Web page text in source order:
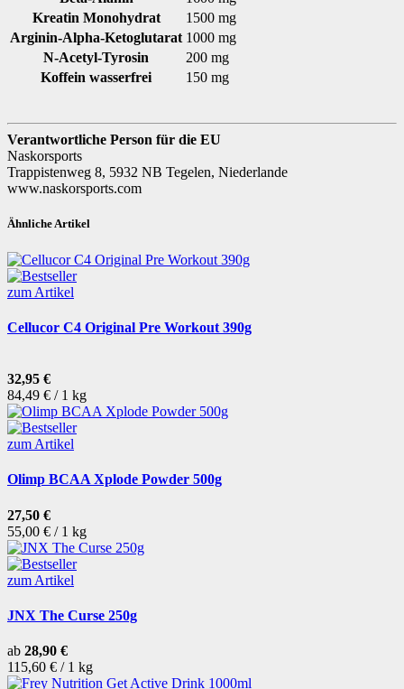
Kreatin Monohydrat
1500 mg
Arginin-Alpha-Ketoglutarat 1000 mg
N-Acetyl-Tyrosin
200 mg
Koffein wasserfrei
150 mg
Verantwortliche Person für die EU
Naskorsports
Trappistenweg 8, 5932 NB Tegelen, Niederlande
www.naskorsports.com
Ähnliche Artikel
zum Artikel
Cellucor C4 Original Pre Workout 390g
32,95 €
84,49 € / 1 kg
zum Artikel
Olimp BCAA Xplode Powder 500g
27,50 €
55,00 € / 1 kg
zum Artikel
JNX The Curse 250g
ab 28,90 €
115,60 € / 1 kg